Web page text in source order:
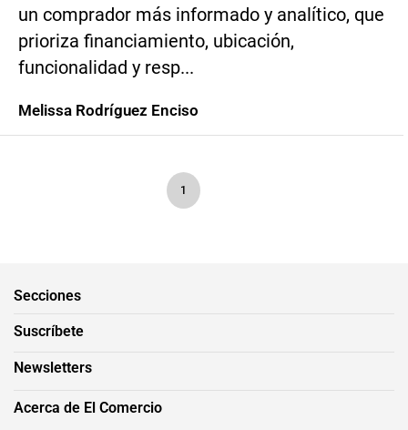
un comprador más informado y analítico, que
prioriza financiamiento, ubicación,
funcionalidad y resp...
Melissa Rodríguez Enciso
1
Secciones
Suscríbete
Newsletters
Acerca de El Comercio